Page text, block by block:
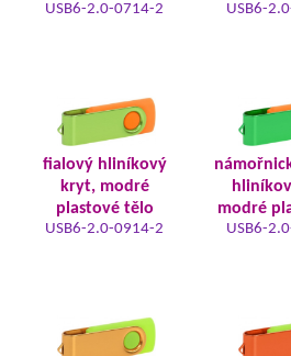
USB6-2.0-0714-2 USB6-
fialový hliníkový
kryt, modré
plastové tělo
USB6-2.0-0914-2
modré
USB6-